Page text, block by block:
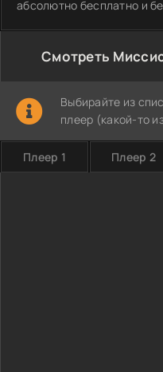
абсолютно бесплатно и
Смотреть
Выбирайте из
плеер (какой-то
Плеер 1 Плеер 2